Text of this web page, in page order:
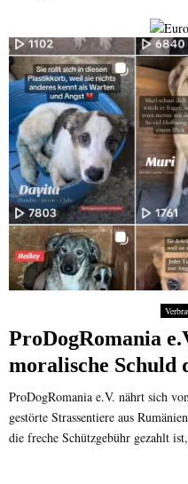
ProDogRomania
moralische Schuld
ProDogRomania e.V. nährt sich
gestörte Strassentiere aus
die freche Schützgebühr gezahlt